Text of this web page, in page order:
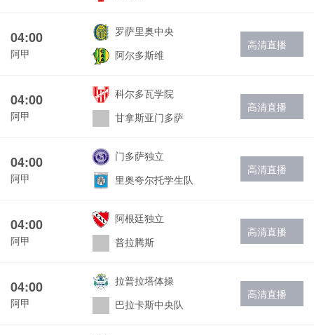
04:00
阿甲
罗萨里奥中央
阿尔多斯维
高清直播
04:00
阿甲
科尔多瓦学院
甘拿斯亚门多萨
高清直播
04:00
阿甲
门多萨独立
里奥夸尔托学生队
高清直播
04:00
阿甲
阿根廷独立
普拉腾斯
高清直播
04:00
阿甲
拉普拉塔体操
巴拉卡斯中央队
高清直播